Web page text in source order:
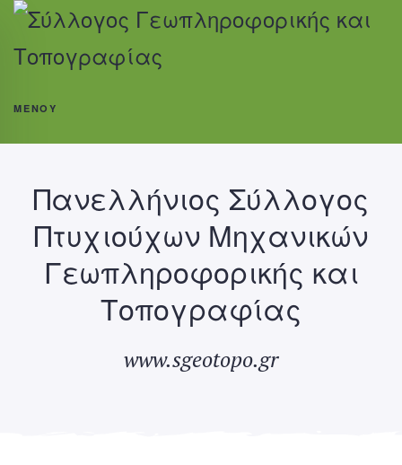
ΜΕΝΟΎ
Πανελλήνιος Σύλλογος
Πτυχιούχων Μηχανικών
Γεωπληροφορικής και
Τοπογραφίας
www.sgeotopo.gr